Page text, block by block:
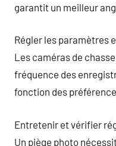
garantit un meilleur
Régler les paramètres
Les caméras de
fréquence des
fonction des
Entretenir et vérifier
Un piège photo